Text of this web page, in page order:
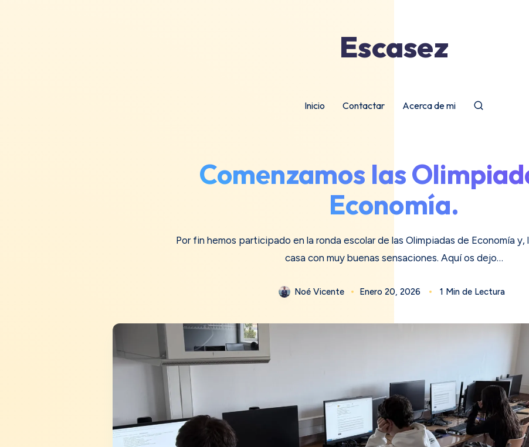
Escasez
Inicio Contactar Acerca de mi
Comenzamos las
Economía.
Por fin hemos participado en la ronda escolar de las Olimpiadas de Economía y,
casa con muy buenas sensaciones. Aquí os dejo…
Noé Vicente Enero 20, 2026 1 Min de Lectura